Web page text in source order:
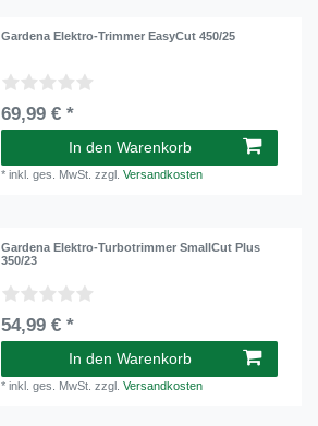
Gardena Elektro-Trimmer EasyCut 450/25
69,99 € *
In den Warenkorb
*inkl. ges. MwSt. zzgl.Versandkosten
Gardena Elektro-Turbotrimmer SmallCut Plus
350/23
54,99 € *
In den Warenkorb
*inkl. ges. MwSt. zzgl.Versandkosten